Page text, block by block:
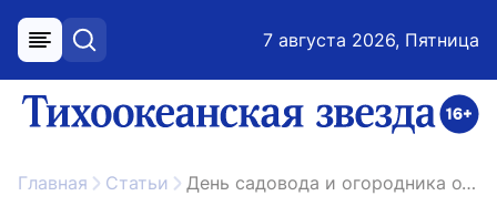
меню поиск 7 августа 2026, Пятница
ссылка на главную
Главная Статьи День садовода и огородника отметили в крае